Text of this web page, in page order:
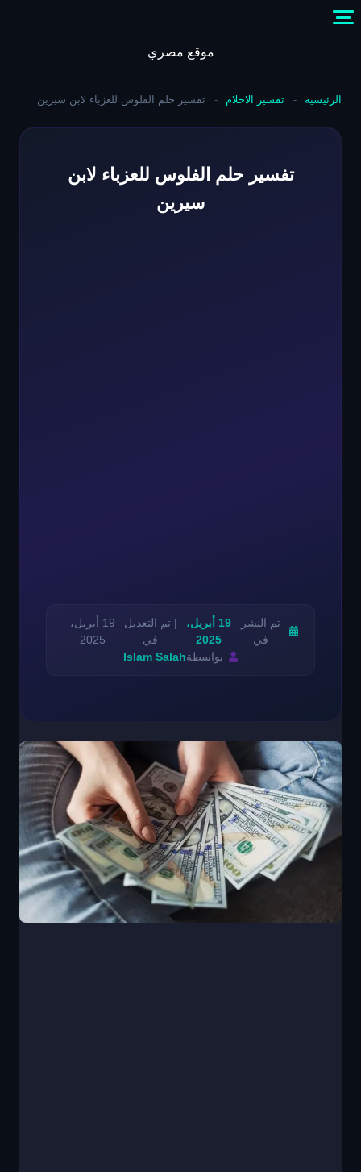
موقع مصري
الرئيسية - تفسير الاحلام - تفسير حلم الفلوس للعزباء لابن سيرين
تفسير حلم الفلوس للعزباء لابن
سيرين
تم النشر
في
19 أبريل،
2025
| تم التعديل
في
19 أبريل،
2025
بواسطةIslam Salah